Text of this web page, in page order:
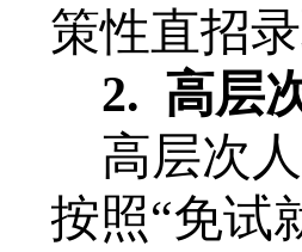
策性直招
2. 高层
高层次
按照“免试